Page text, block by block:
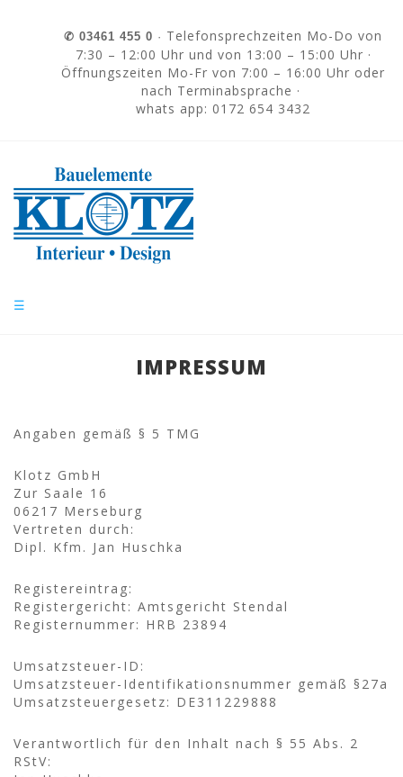
✆ 03461 455 0 · Telefonsprechzeiten Mo-Do von
7:30 – 12:00 Uhr und von 13:00 – 15:00 Uhr ·
Öffnungszeiten Mo-Fr von 7:00 – 16:00 Uhr oder
nach Terminabsprache ·
whats app: 0172 654 3432
☰
IMPRESSUM
Angaben gemäß § 5 TMG
Klotz GmbH
Zur Saale 16
06217 Merseburg
Vertreten durch:
Dipl. Kfm. Jan Huschka
Registereintrag:
Registergericht: Amtsgericht Stendal
Registernummer: HRB 23894
Umsatzsteuer-ID:
Umsatzsteuer-Identifikationsnummer gemäß §27a
Umsatzsteuergesetz: DE311229888
Verantwortlich für den Inhalt nach § 55 Abs. 2
RStV: